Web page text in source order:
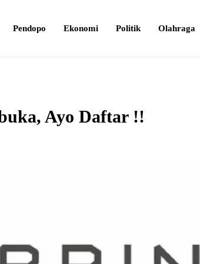
Pendopo Ekonomi Politik Olahraga
Ayo Daftar !!